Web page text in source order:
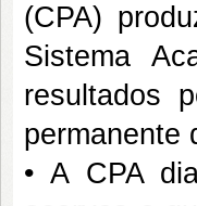
(CPA)
Sistema
resultados
permanente
• A CPA